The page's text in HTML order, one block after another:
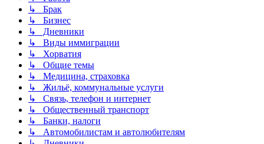
↳ Брак
↳ Бизнес
↳ Дневники
↳ Виды иммиграции
↳ Хорватия
↳ Общие темы
↳ Медицина, страховка
↳ Жильё, коммунальные услуги
↳ Связь, телефон и интернет
↳ Общественный транспорт
↳ Банки, налоги
↳ Автомобилистам и автолюбителям